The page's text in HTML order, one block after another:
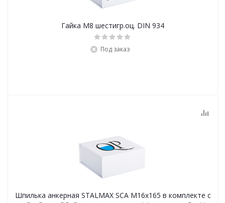
Гайка М8 шестигр.оц. DIN 934
Под заказ
Шпилька анкерная STALMAX SCA М16х165 в комплекте с